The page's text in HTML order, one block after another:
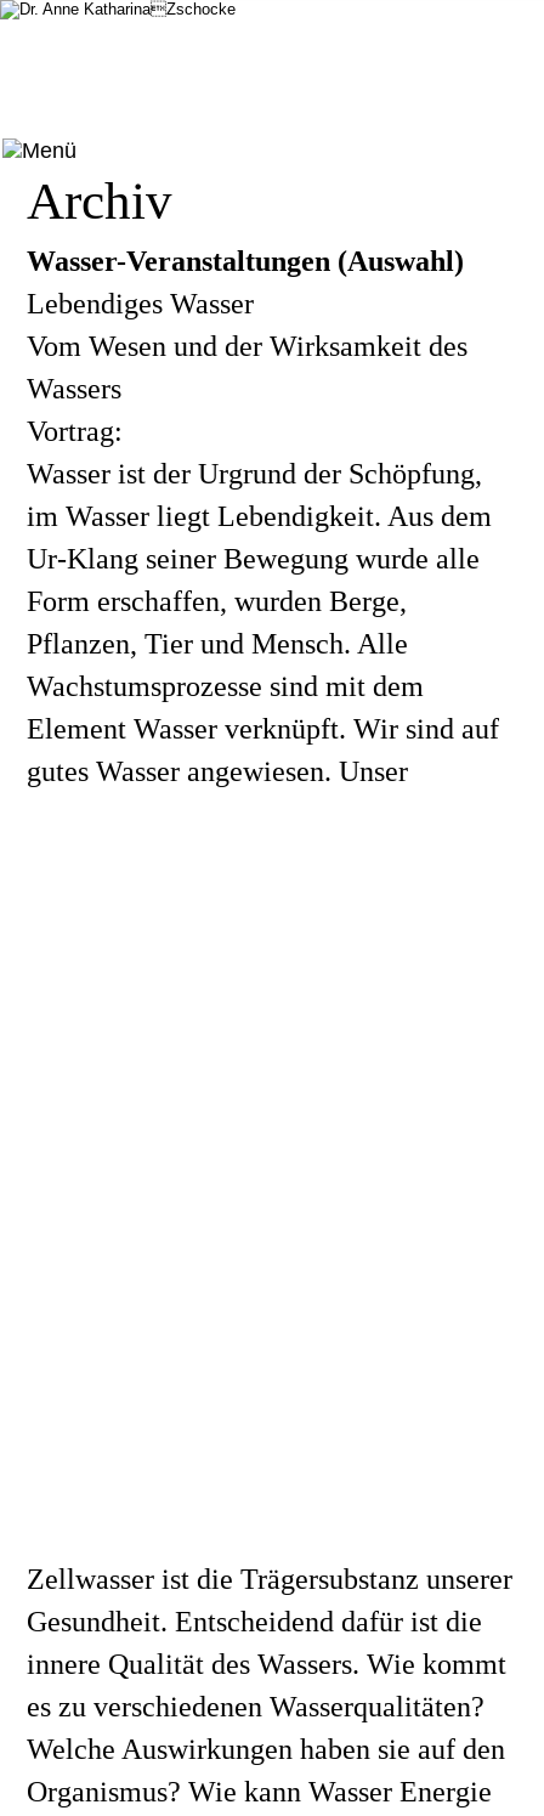
Archiv
Wasser-Veranstaltungen (Auswahl)
Lebendiges Wasser
Vom Wesen und der Wirksamkeit des
Wassers
Vortrag:
Wasser ist der Urgrund der Schöpfung,
im Wasser liegt Lebendigkeit. Aus dem
Ur-Klang seiner Bewegung wurde alle
Form erschaffen, wurden Berge,
Pflanzen, Tier und Mensch. Alle
Wachstumsprozesse sind mit dem
Element Wasser verknüpft. Wir sind auf
gutes Wasser angewiesen. Unser
Zellwasser ist die Trägersubstanz unserer
Gesundheit. Entscheidend dafür ist die
innere Qualität des Wassers. Wie kommt
es zu verschiedenen Wasserqualitäten?
Welche Auswirkungen haben sie auf den
Organismus? Wie kann Wasser Energie